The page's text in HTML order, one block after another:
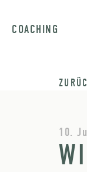
COACHING
10.